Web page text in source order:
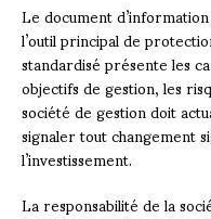
Le document
l’outil principal de
standardisé présente les
objectifs de gestion, les
société de gestion doit
signaler tout changement
l’investissement.
La responsabilité de la